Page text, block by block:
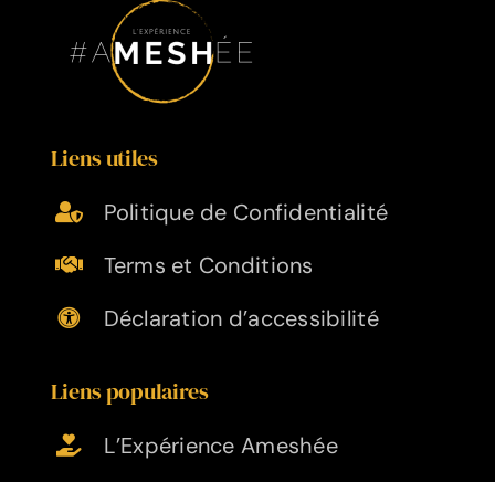
Liens utiles
Politique de Confidentialité
Terms et Conditions
Déclaration d’accessibilité
Liens populaires
L’Expérience Ameshée